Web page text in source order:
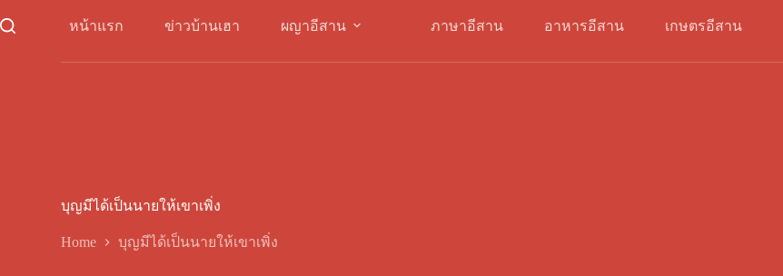
หน้าแรก ข่าวบ้านเฮา ผญาอีสาน ภาษาอีสาน อาหารอีสาน เกษตรอีสาน
บุญมีได้เป็นนายให้เขาเพิ่ง
Home บุญมีได้เป็นนายให้เขาเพิ่ง